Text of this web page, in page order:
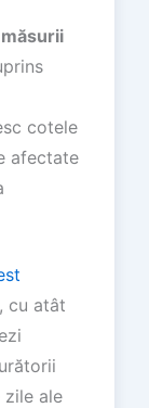
cotele
afectate
cu atât
ale